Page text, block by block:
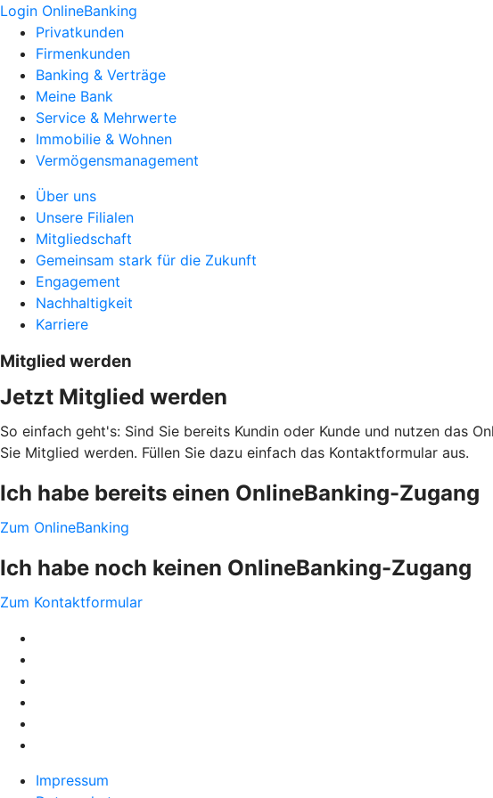
Login OnlineBanking
Privatkunden
Firmenkunden
Banking & Verträge
Meine Bank
Service & Mehrwerte
Immobilie & Wohnen
Vermögensmanagement
Über uns
Unsere Filialen
Mitgliedschaft
Gemeinsam stark für die Zukunft
Engagement
Nachhaltigkeit
Karriere
Mitglied werden
Jetzt Mitglied werden
So einfach geht's: Sind Sie bereits Kundin oder Kunde und nutzen das
Sie Mitglied werden. Füllen Sie dazu einfach das Kontaktformular aus.
Ich habe bereits einen OnlineBanking-Zugang
Zum OnlineBanking
Ich habe noch keinen OnlineBanking-Zugang
Zum Kontaktformular
Impressum